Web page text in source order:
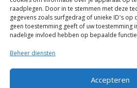
raadplegen. Door in te stemmen met deze
gegevens zoals surfgedrag of unieke ID's op
geen toestemming geeft of uw toestemming
nadelige invloed hebben op bepaalde
Beheer diensten
Accepteren